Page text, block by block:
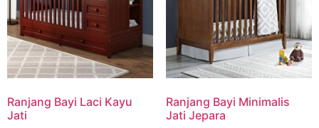
Ranjang Bayi Laci Kayu
Jati
Ranjang Bayi Minimalis
Jati Jepara